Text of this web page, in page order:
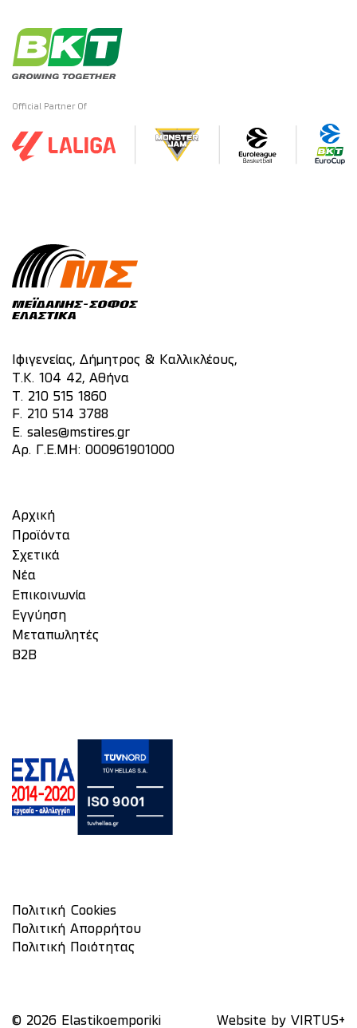
Official Partner Of
Ιφιγενείας, Δήμητρος & Καλλικλέους,
Τ.Κ. 104 42, Αθήνα
T. 210 515 1860
F. 210 514 3788
E. sales@mstires.gr
Αρ. Γ.Ε.ΜΗ: 000961901000
Αρχική
Προϊόντα
Σχετικά
Νέα
Επικοινωνία
Eγγύηση
Μεταπωλητές
Β2Β
© 2026 Elastikoemporiki
Πολιτική Cookies
Πολιτική Απορρήτου
Πολιτική Ποιότητας
Website by VIRTUS+